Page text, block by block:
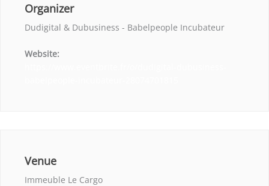
Organizer
Dudigital & Dubusiness - Babelpeople Incubateur
Website:
Venue
Immeuble Le Cargo